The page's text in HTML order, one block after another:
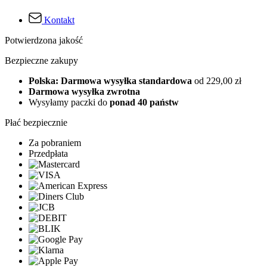
Kontakt
Potwierdzona jakość
Bezpieczne zakupy
Polska: Darmowa wysyłka standardowa od 229,00 zł
Darmowa wysyłka zwrotna
Wysyłamy paczki do ponad 40 państw
Płać bezpiecznie
Za pobraniem
Przedpłata